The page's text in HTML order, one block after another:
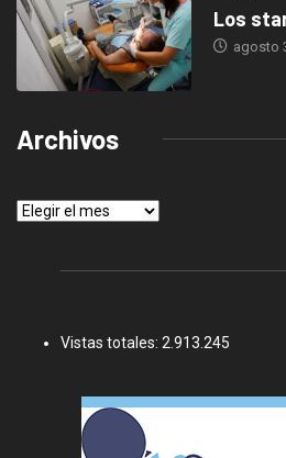
Los
agosto
Archivos
Archivos
Vistas totales: 2.913.245